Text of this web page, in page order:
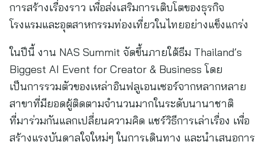
การสร้างเรื่องราว เพื่อส่งเสริมการเติบโตของธุรกิจ
โรงแรมและอุตสาหกรรมท่องเที่ยวในไทยอย่างแข็งแกร่ง
ในปีนี้ งาน NAS Summit จัดขึ้นภายใต้ธีม Thailand’s
Biggest AI Event for Creator & Business โดย
เป็นการรวมตัวของเหล่าอินฟลูเอนเซอร์จากหลากหลาย
สาขาที่มียอดผู้ติดตามจำนวนมากในระดับนานาชาติ
ที่มาร่วมกันแลกเปลี่ยนความคิด แชร์วิธีการเล่าเรื่อง เพื่อ
สร้างแรงบันดาลใจใหม่ๆ ในการเดินทาง และนำเสนอการ